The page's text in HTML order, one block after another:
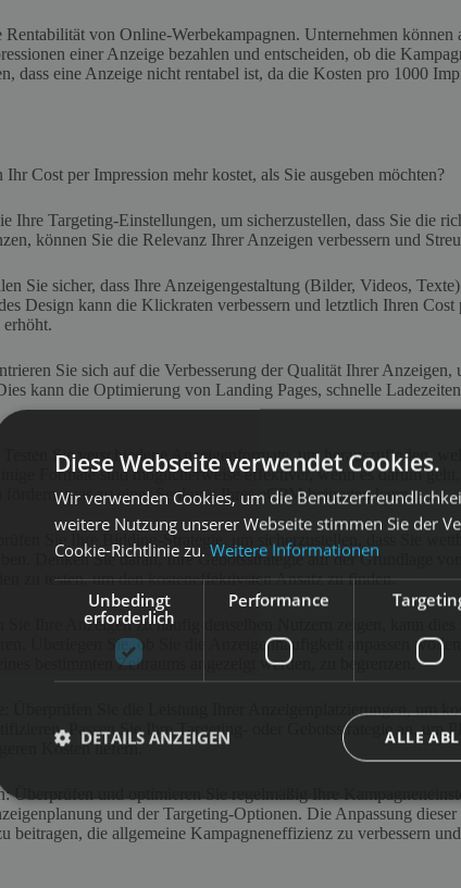
von Online-Werbekampagnen. Unternehmen können
einer Anzeige bezahlen und entscheiden, ob die
dass eine Anzeige nicht rentabel ist, da die Kosten pro 1000
Cost per Impression mehr kostet, als Sie ausgeben möchten?
Ihre Targeting-Einstellungen, um sicherzustellen, dass Sie die
können Sie die Relevanz Ihrer Anzeigen verbessern und
Sie sicher, dass Ihre Anzeigengestaltung (Bilder, Videos,
Design kann die Klickraten verbessern und letztlich Ihren Cost
erhöht.
Sie sich auf die Verbesserung der Qualität Ihrer Anzeigen,
kann die Optimierung von Landing Pages, schnelle
Sie verschiedene Anzeigenformate, um herauszufinden,
Formate sind möglicherweise effektiver, wenn es darum geht,
was zu einer Senkung Ihres eCPM beitragen kann.
Sie Ihre Bidding-Strategie, um sicherzustellen, dass Sie
Denken Sie daran, Ihre Gebotsstrategie auf der Grundlage von
zu testen, um den kosteneffektivsten Ansatz zu finden.
Ihre Anzeigen zu häufig denselben Nutzern zeigen, kann dies
Überlegen Sie, ob Sie die Anzeigenhäufigkeit anpassen
bestimmten Zeitraums angezeigt werden, zu begrenzen.
Überprüfen Sie die Leistung Ihrer Anzeigenplatzierungen, um
Passen Sie Ihre Targeting- oder Gebotsstrategie an, um
Kosten liefern.
Überprüfen und optimieren Sie regelmäßig Ihre
und der Targeting-Optionen. Die Anpassung
beitragen, die allgemeine Kampagneneffizienz zu verbessern
Diese Webseite verwendet Cookies.
Wir verwenden Cookies, um die
weitere Nutzung unserer Webseite stimmen Sie der
Cookie-Richtlinie zu. Weitere Informationen
Unbedingt
erforderlich
Performance
ALLE
DETAILS ANZEIGEN